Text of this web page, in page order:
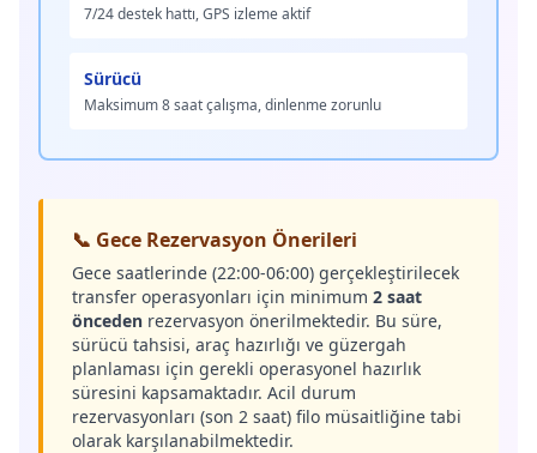
7/24 destek hattı, GPS izleme aktif
Sürücü
Maksimum 8 saat çalışma, dinlenme zorunlu
📞 Gece Rezervasyon Önerileri
Gece saatlerinde (22:00-06:00) gerçekleştirilecek
transfer operasyonları için minimum 2 saat
önceden rezervasyon önerilmektedir. Bu süre,
sürücü tahsisi, araç hazırlığı ve güzergah
planlaması için gerekli operasyonel hazırlık
süresini kapsamaktadır. Acil durum
rezervasyonları (son 2 saat) filo müsaitliğine tabi
olarak karşılanabilmektedir.